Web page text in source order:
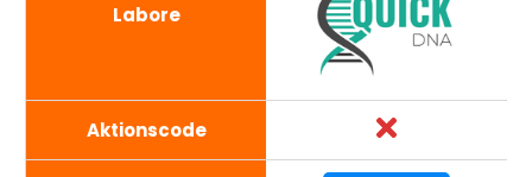
Labore
Aktionscode